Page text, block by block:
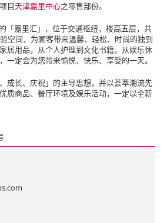
目天津嘉里中心之零售部份。
「嘉里汇」，位于交通枢纽，楼高五层，共
空间，为顾客带来温馨、轻松、时尚的独到
居用品，从个人护理到文化书籍，从娱乐休
一定会为您带来愉悦、快乐、享受的一天。
成长、庆祝」的主导思想，并以荟萃潮流先
质商品、餐厅环境及娱乐活动，一定以全新